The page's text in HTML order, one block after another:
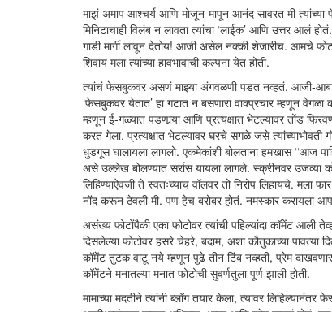
माझं अमाप आश्चर्य आणि मोजून-मापून आनंद सावरत मी
मिनिटाचाही विलंब न लावता त्यांचा ‘लाईक’ आणि उत्तर
गाडी मार्गी लावून देतोय! आजी असेल नक्की शेजारीच. आमचे
शिवाय मला त्यांच्या हावभावांची कल्पना येत होती.
त्यांचं फेसबुकवर असणं माझ्या अंगवळणी पडत नव्हतं. आजी-आबा
‘फेसबुकवर येतात’ हा गटात न बसणारा वाक्प्रचार म्हणून
म्हणून ई-गळ्यात पडणार्‍या आणि प्रत्यक्षात भेटल्यावर तोंड
करत गेला. प्रत्यक्षात भेटल्यावर घरचे सगळे जसे त्यांच्याभोवती
धुडगूस घालायला लागलो. एकमेकांशी बोलताना हमखास ‘‘आज
असे उल्लेख बोलण्यात सर्रास यायला लागले. स्क्रीनवर उजव्या
लिहिण्याऐवजी ते स्वतःच्याच वॉलवर तो निरोप लिहायचे. मला
नोंद करून ठेवली मी. पण हेच बरोबर होतं. नमस्कार
असंख्य फोटोंपैकी एका फोटोवर त्यांची पहिल्यांदा कॉमेंट आली
दिसलेल्या फोटोवर हसरे चेहरे, बदाम, अशा कौतुकाच्या
कॉमेंट तुटक वाटू नये म्हणून पुढे तीन टिंब नव्हती, प्रेम
कॉमेंटने मनातल्या मनात फोटोची सुवर्णतुला पूर्ण झाली होती.
मामाच्या मदतीने त्यांनी ब्लॉग तयार केला, त्यावर